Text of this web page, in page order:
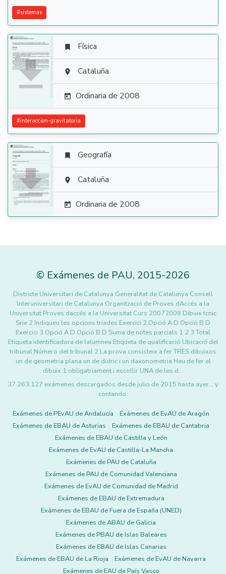
#sistemas

 Física
 Cataluña
 Ordinaria de 2008
#interaccion-gravitatoria

 Geografía
 Cataluña
 Ordinaria de 2008
© Exámenes de PAU, 2015-2026
Districte Universitari de Catalunya Generalitat de Catalunya Consell
lnteruniversitari de Catalunya Organització de Proves dAccés a la
Universitat Proves daccés a la Universitat Curs 20072008 Dibuix tcnic
Srie 2 Indiqueu les opcions triades Exercici 2 Opció A D Opció B D
Exercici 3 Opció A D Opció B D Suma de notes parcials 1 2 3 Total
Etiqueta identificadora de lalumnea Etiqueta de qualificació Ubicació del
tribunal Número del tribunal 2 La prova consisteix a fer TRES dibuixos
un de geometria plana un de didric i un daxonometria Heu de fer el
dibuix 1 obligatriament i escollir UNA de les d…
37.263.127 exámenes descargados desde julio de 2015 hasta ayer... y
contando.
Exámenes de PEvAU de Andalucía
Exámenes de EvAU de Aragón
Exámenes de EBAU de Asturias
Exámenes de EBAU de Cantabria
Exámenes de EBAU de Castilla y León
Exámenes de EvAU de Castilla-La Mancha
Exámenes de PAU de Cataluña
Exámenes de PAU de Comunidad Valenciana
Exámenes de EvAU de Comunidad de Madrid
Exámenes de EBAU de Extremadura
Exámenes de EBAU de Fuera de España (UNED)
Exámenes de ABAU de Galicia
Exámenes de PBAU de Islas Baleares
Exámenes de EBAU de Islas Canarias
Exámenes de EBAU de La Rioja
Exámenes de EvAU de Navarra
Exámenes de EAU de País Vasco